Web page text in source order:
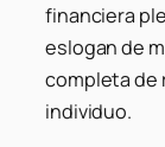
financiera
eslogan de
completa de
individuo.